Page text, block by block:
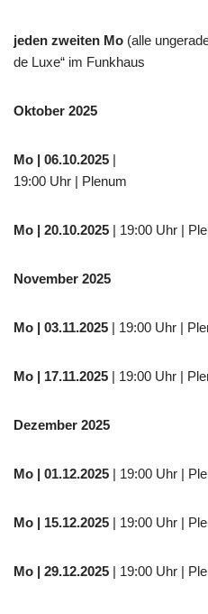
jeden zweiten Mo (alle
de Luxe“ im Funkhaus
Oktober 2025
Mo | 06.10.2025 |
19:00 Uhr | Plenum
Mo | 20.10.2025 | 19:00 Uhr |
November 2025
Mo | 03.11.2025 | 19:00 Uhr |
Mo | 17.11.2025 | 19:00 Uhr |
Dezember 2025
Mo | 01.12.2025 | 19:00 Uhr |
Mo | 15.12.2025 | 19:00 Uhr |
Mo | 29.12.2025 | 19:00 Uhr |